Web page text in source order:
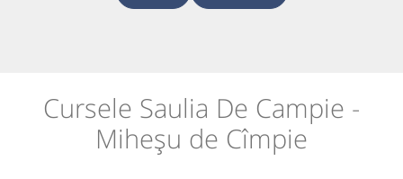
Cursele Saulia De Campie -
Miheșu de Cîmpie